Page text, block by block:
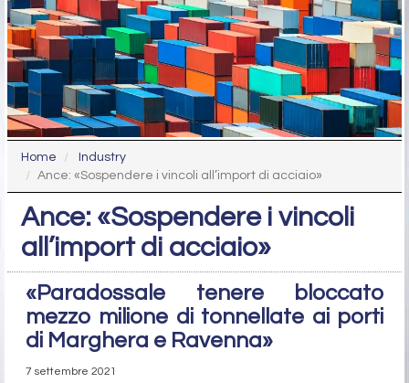
Home
Industry
Ance: «Sospendere i vincoli all’import di acciaio»
Ance: «Sospendere i vincoli
all’import di acciaio»
«Paradossale tenere bloccato
mezzo milione di tonnellate ai porti
di Marghera e Ravenna»
7 settembre 2021